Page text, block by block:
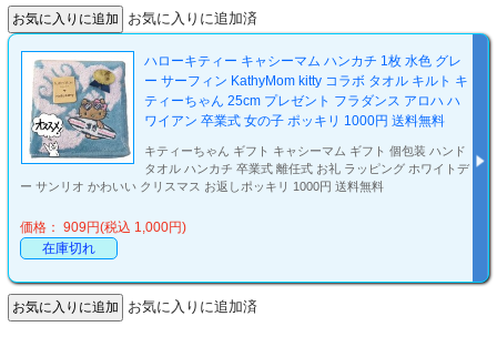
お気に入りに追加済
ハローキティー キャシーマム ハンカチ 1枚 水色 グレ
ー サーフィン KathyMom kitty コラボ タオル キルト キ
ティーちゃん 25cm プレゼント フラダンス アロハ ハ
ワイアン 卒業式 女の子 ポッキリ 1000円 送料無料
キティーちゃん ギフト キャシーマム ギフト 個包装 ハンド
タオル ハンカチ 卒業式 離任式 お礼 ラッピング ホワイトデ
ー サンリオ かわいい クリスマス お返しポッキリ 1000円 送料無料
価格： 909円(税込 1,000円)
在庫切れ
お気に入りに追加済